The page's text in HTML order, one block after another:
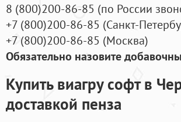
8 (800)200-86-85 (по России
+7 (800)200-86-85 (Санкт-
+7 (800)200-86-85 (Москва)
Обязательно назовите
Купить виагру софт в
доставкой пенза